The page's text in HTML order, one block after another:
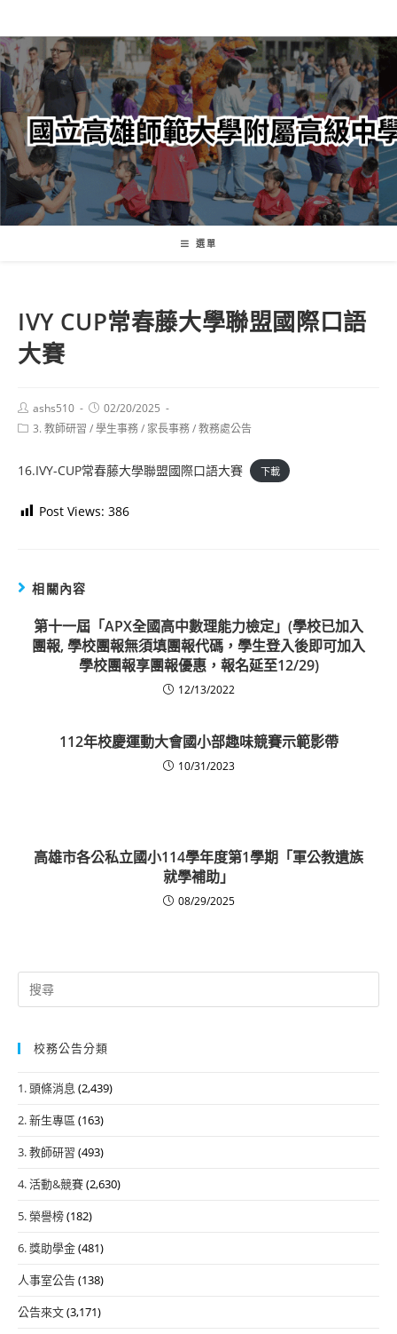
轉
至
主
內
容
選單
IVY CUP常春藤大學聯盟國際口語
大賽
Post
author:
ashs510
Post
published:
02/20/2025
Post3. 教師研習 /學生事務/ 家長事務/教務處公告
16.IVY-CUP常春藤大學聯盟國際口語大賽 下載
Post Views: 386
相關內容
第十一屆「APX全國高中數理能力檢定」(學校已加入
團報, 學校團報無須填團報代碼，學生登入後即可加入
學校團報享團報優惠，報名延至12/29)
12/13/2022
112年校慶運動大會國小部趣味競賽示範影帶
10/31/2023
高雄市各公私立國小114學年度第1學期「軍公教遺族
就學補助」
08/29/2025
Search
for:
校務公告分類
1. 頭條消息 (2,439)
2. 新生專區 (163)
3. 教師研習 (493)
4. 活動&競賽(2,630)
5. 榮譽榜(182)
6. 獎助學金(481)
人事室公告(138)
公告來文(3,171)